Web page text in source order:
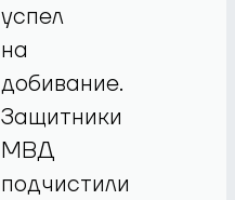
успел
на
добивание.
Защитники
МВД
подчистили